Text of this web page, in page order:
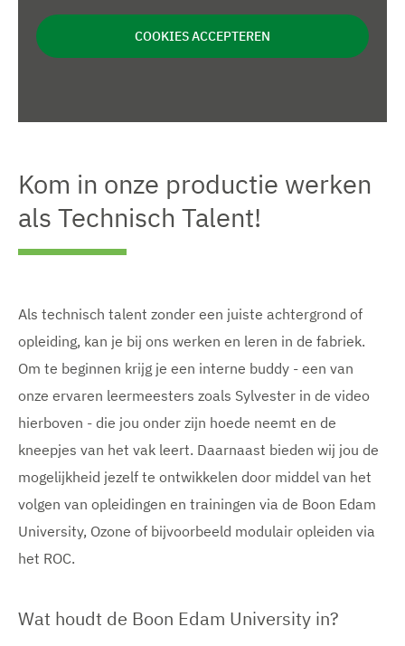
COOKIES ACCEPTEREN
Kom in onze productie werken
als Technisch Talent!
Als technisch talent zonder een juiste achtergrond of
opleiding, kan je bij ons werken en leren in de fabriek.
Om te beginnen krijg je een interne buddy - een van
onze ervaren leermeesters zoals Sylvester in de video
hierboven - die jou onder zijn hoede neemt en de
kneepjes van het vak leert. Daarnaast bieden wij jou de
mogelijkheid jezelf te ontwikkelen door middel van het
volgen van opleidingen en trainingen via de Boon Edam
University, Ozone of bijvoorbeeld modulair opleiden via
het ROC.
Wat houdt de Boon Edam University in?